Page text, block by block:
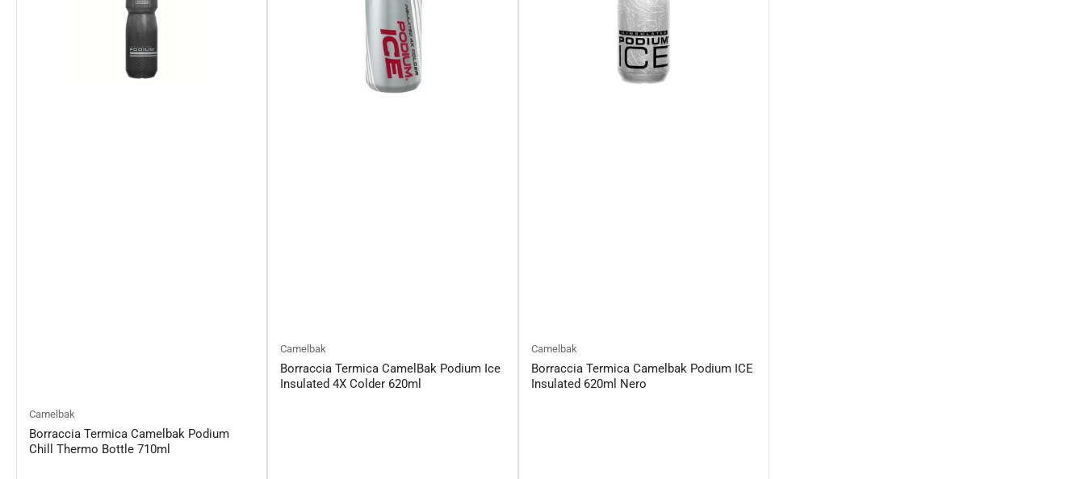
Camelbak
Borraccia Termica Camelbak Podium
Chill Thermo Bottle 710ml
Camelbak
Borraccia Termica CamelBak Podium Ice
Insulated 4X Colder 620ml
Camelbak
Borraccia Termica Camelbak Podium ICE
Insulated 620ml Nero